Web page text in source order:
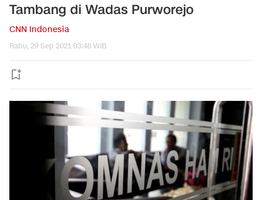
Tambang di Wadas Purworejo
CNN Indonesia
Rabu, 29 Sep 2021 03:48 WIB